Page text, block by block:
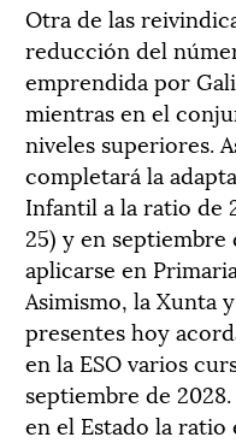
Otra de las
reducción del
emprendida por
mientras en el
niveles superiores.
completará la
Infantil a la ratio de
25) y en septiembre
aplicarse en
Asimismo, la Xunta
presentes hoy
en la ESO varios
septiembre de
en el Estado la ratio